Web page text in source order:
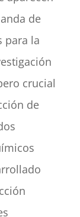
de
para la
crucial
de